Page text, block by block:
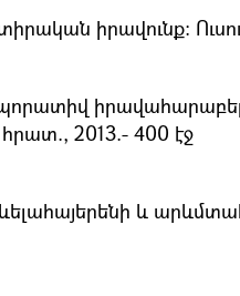
իրավունք։
2013.- 400 էջ
և